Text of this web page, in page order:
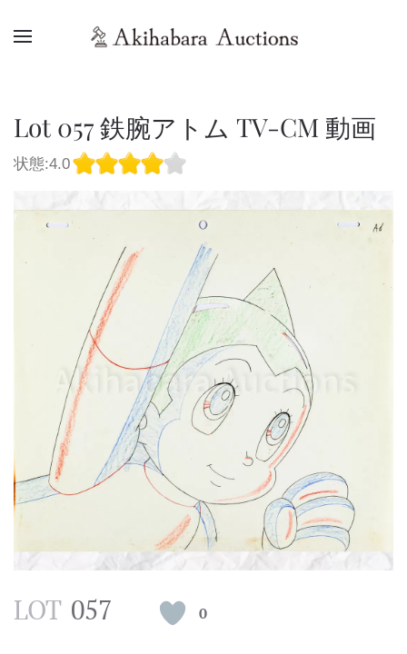
Lot 057 鉄腕アトム TV-CM 動画
状態:4.0
LOT 057 0